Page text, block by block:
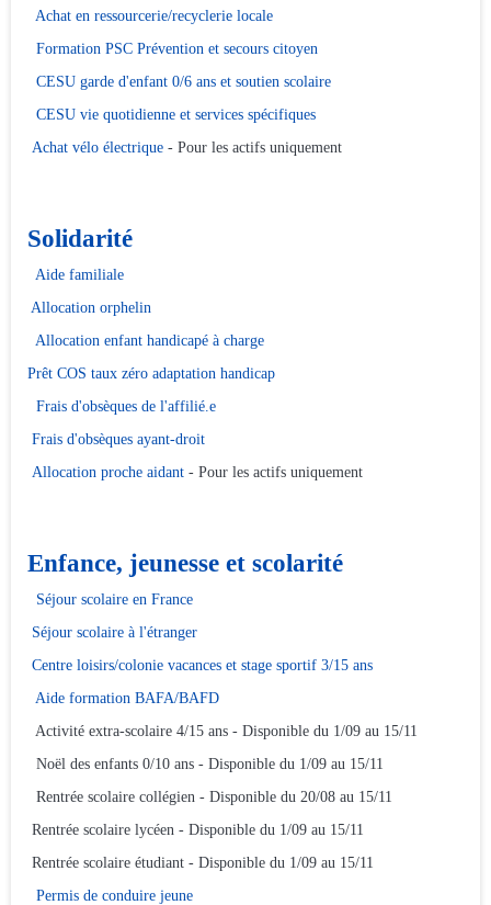
Achat en ressourcerie/recyclerie locale
Formation PSC Prévention et secours citoyen
CESU garde d'enfant 0/6 ans et soutien scolaire
CESU vie quotidienne et services spécifiques
Achat vélo électrique - Pour les actifs uniquement
Solidarité
Aide familiale
Allocation orphelin
Allocation enfant handicapé à charge
Prêt COS taux zéro adaptation handicap
Frais d'obsèques de l'affilié.e
Frais d'obsèques ayant-droit
Allocation proche aidant - Pour les actifs uniquement
Enfance, jeunesse et scolarité
Séjour scolaire en France
Séjour scolaire à l'étranger
Centre loisirs/colonie vacances et stage sportif 3/15 ans
Aide formation BAFA/BAFD
Activité extra-scolaire 4/15 ans - Disponible du 1/09 au 15/11
Noël des enfants 0/10 ans - Disponible du 1/09 au 15/11
Rentrée scolaire collégien - Disponible du 20/08 au 15/11
Rentrée scolaire lycéen - Disponible du 1/09 au 15/11
Rentrée scolaire étudiant - Disponible du 1/09 au 15/11
Permis de conduire jeune